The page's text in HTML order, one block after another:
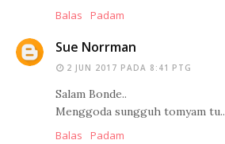
Balas
Padam
Sue Norrman
2 JUN 2017 PADA 8:41 PTG
Salam Bonde..
Menggoda sungguh tomyam tu..
Balas
Padam